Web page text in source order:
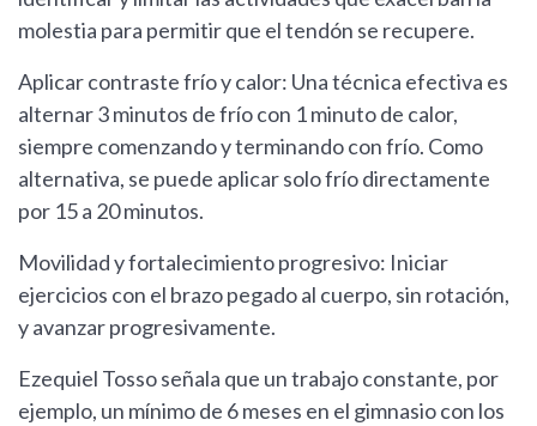
molestia para permitir que el tendón se recupere.
Aplicar contraste frío y calor: Una técnica efectiva es
alternar 3 minutos de frío con 1 minuto de calor,
siempre comenzando y terminando con frío. Como
alternativa, se puede aplicar solo frío directamente
por 15 a 20 minutos.
Movilidad y fortalecimiento progresivo: Iniciar
ejercicios con el brazo pegado al cuerpo, sin rotación,
y avanzar progresivamente.
Ezequiel Tosso señala que un trabajo constante, por
ejemplo, un mínimo de 6 meses en el gimnasio con los